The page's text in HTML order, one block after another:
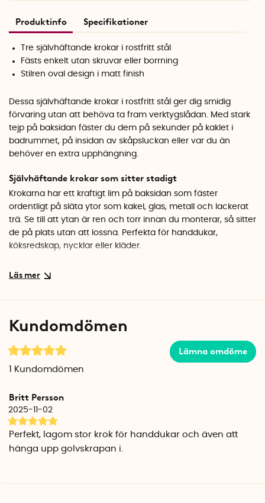
Produktinfo Specifikationer
Tre självhäftande krokar i rostfritt stål
Fästs enkelt utan skruvar eller borrning
Stilren oval design i matt finish
Dessa självhäftande krokar i rostfritt stål ger dig smidig
förvaring utan att behöva ta fram verktygslådan. Med stark
tejp på baksidan fäster du dem på sekunder på kaklet i
badrummet, på insidan av skåpsluckan eller var du än
behöver en extra upphängning.
Självhäftande krokar som sitter stadigt
Krokarna har ett kraftigt lim på baksidan som fäster
ordentligt på släta ytor som kakel, glas, metall och lackerat
trä. Se till att ytan är ren och torr innan du monterar, så sitter
de på plats utan att lossna. Perfekta för handdukar,
köksredskap, nycklar eller kläder.
Stilren design i rostfritt stål
badrum och kök.
Specifikationer
Material: Rostfritt stål
Antal: 3 st
Kundomdömen
Lämna omdöme
Kundomdömen
Britt Persson
2025-11-02
Perfekt, lagom stor krok för handdukar och även att
hänga upp golvskrapan i.